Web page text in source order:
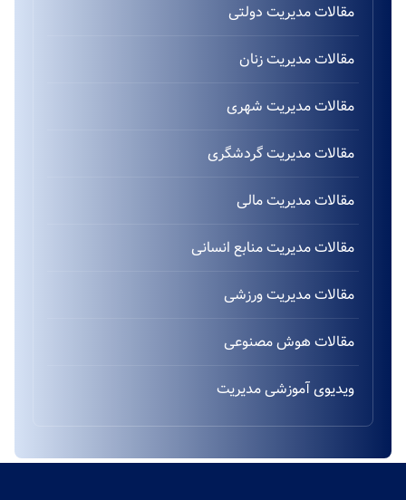
مقالات مدیریت دولتی
مقالات مدیریت زنان
مقالات مدیریت شهری
مقالات مدیریت گردشگری
مقالات مدیریت مالی
مقالات مدیریت منابع انسانی
مقالات مدیریت ورزشی
مقالات هوش مصنوعی
ویدیوی آموزشی مدیریت